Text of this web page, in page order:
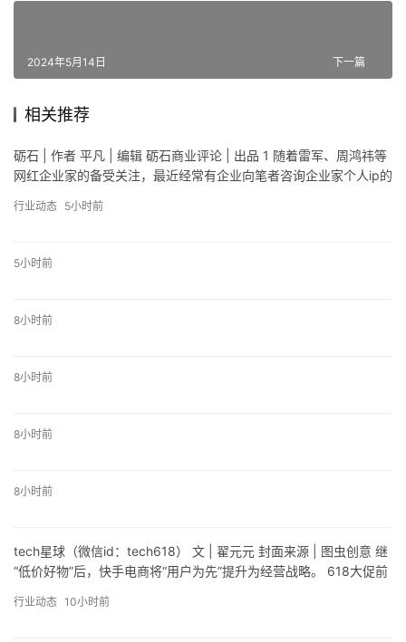
下一篇
2024年5月14日
相关推荐
砺石 | 作者 平凡 | 编辑 砺石商业评论 | 出品 1 随着雷军、周鸿祎等
网红企业家的备受关注，最近经常有企业向笔者咨询企业家个人ip的
行业动态 5小时前
5小时前
8小时前
8小时前
8小时前
8小时前
tech星球（微信id：tech618） 文 | 翟元元 封面来源 | 图虫创意 继
“低价好物”后，快手电商将“用户为先”提升为经营战略。 618大促前
行业动态 10小时前